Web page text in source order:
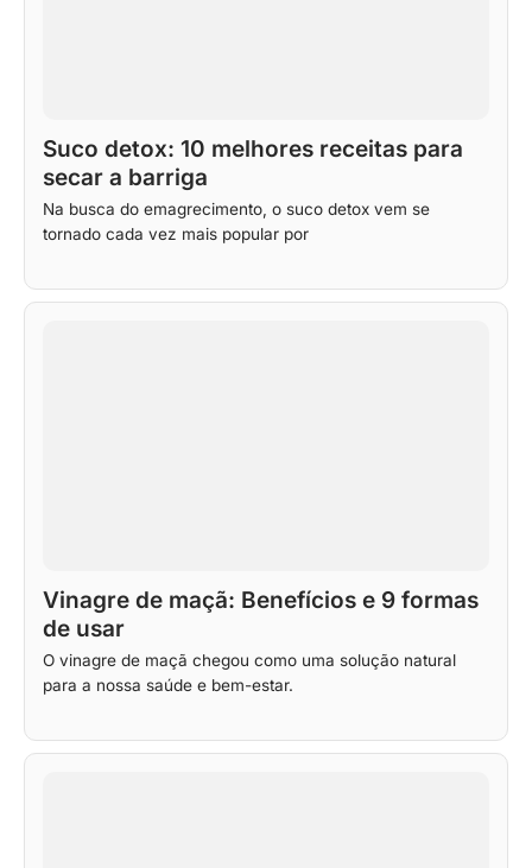
Suco detox: 10 melhores receitas para
secar a barriga
Na busca do emagrecimento, o suco detox vem se
tornado cada vez mais popular por
Vinagre de maçã: Benefícios e 9 formas
de usar
O vinagre de maçã chegou como uma solução natural
para a nossa saúde e bem-estar.